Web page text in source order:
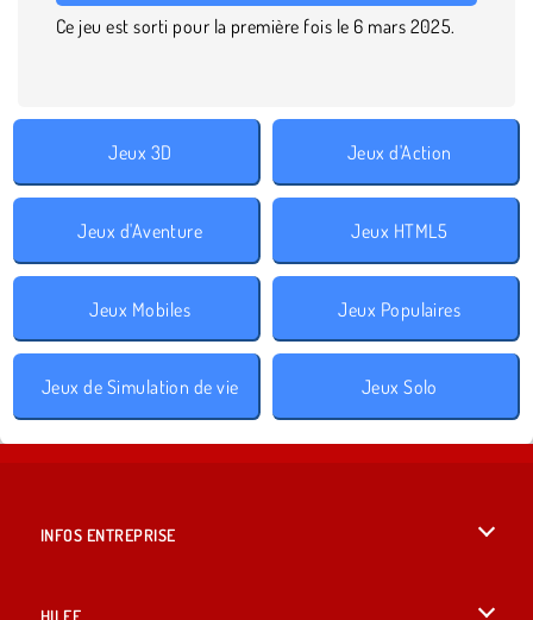
Ce jeu est sorti pour la première fois le 6 mars 2025.
Jeux 3D Jeux d'Action
Jeux d'Aventure Jeux HTML5
Jeux Mobiles Jeux Populaires
Jeux de Simulation de vie Jeux Solo
INFOS ENTREPRISE